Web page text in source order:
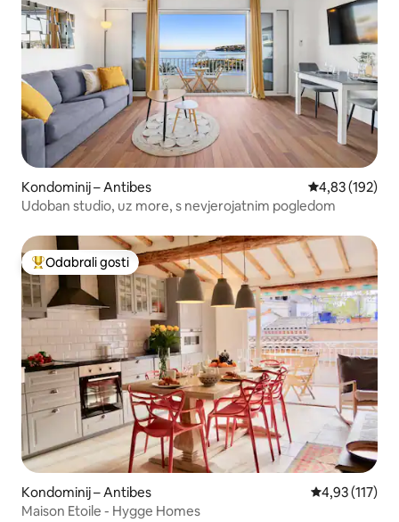
Kondominij – Antibes Prosječna
4,83 (192)
Udoban studio, uz more, s nevjerojatnim pogledom
Među najviše rangiranima s oznakom „Odabrali gosti”
Odabrali gosti
Kondominij – Antibes Prosječna
4,93 (117)
Maison Etoile - Hygge Homes